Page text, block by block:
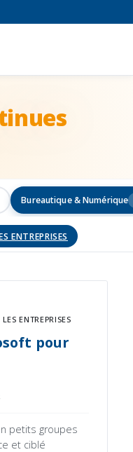
Bureautique & Numérique
ENTREPRISES
ENTREPRISES
pour
petits groupes
et ciblé